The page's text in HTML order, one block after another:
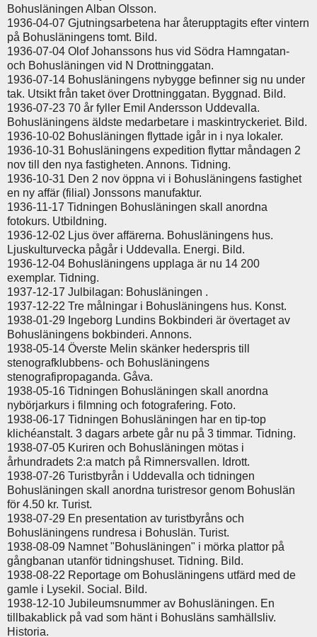
Bohusläningen Alban Olsson.
1936-04-07 Gjutningsarbetena har återupptagits efter vintern
på Bohusläningens tomt. Bild.
1936-07-04 Olof Johanssons hus vid Södra Hamngatan-
och Bohusläningen vid N Drottninggatan.
1936-07-14 Bohusläningens nybygge befinner sig nu under
tak. Utsikt från taket över Drottninggatan. Byggnad. Bild.
1936-07-23 70 år fyller Emil Andersson Uddevalla.
Bohusläningens äldste medarbetare i maskintryckeriet. Bild.
1936-10-02 Bohusläningen flyttade igår in i nya lokaler.
1936-10-31 Bohusläningens expedition flyttar måndagen 2
nov till den nya fastigheten. Annons. Tidning.
1936-10-31 Den 2 nov öppna vi i Bohusläningens fastighet
en ny affär (filial) Jonssons manufaktur.
1936-11-17 Tidningen Bohusläningen skall anordna
fotokurs. Utbildning.
1936-12-02 Ljus över affärerna. Bohusläningens hus.
Ljuskulturvecka pågår i Uddevalla. Energi. Bild.
1936-12-04 Bohusläningens upplaga är nu 14 200
exemplar. Tidning.
1937-12-17 Julbilagan: Bohusläningen .
1937-12-22 Tre målningar i Bohusläningens hus. Konst.
1938-01-29 Ingeborg Lundins Bokbinderi är övertaget av
Bohusläningens bokbinderi. Annons.
1938-05-14 Överste Melin skänker hederspris till
stenografklubbens- och Bohusläningens
stenografipropaganda. Gåva.
1938-05-16 Tidningen Bohusläningen skall anordna
nybörjarkurs i filmning och fotografering. Foto.
1938-06-17 Tidningen Bohusläningen har en tip-top
klichéanstalt. 3 dagars arbete går nu på 3 timmar. Tidning.
1938-07-05 Kuriren och Bohusläningen mötas i
århundradets 2:a match på Rimnersvallen. Idrott.
1938-07-26 Turistbyrån i Uddevalla och tidningen
Bohusläningen skall anordna turistresor genom Bohuslän
för 4.50 kr. Turist.
1938-07-29 En presentation av turistbyråns och
Bohusläningens rundresa i Bohuslän. Turist.
1938-08-09 Namnet "Bohusläningen" i mörka plattor på
gångbanan utanför tidningshuset. Tidning. Bild.
1938-08-22 Reportage om Bohusläningens utfärd med de
gamle i Lysekil. Social. Bild.
1938-12-10 Jubileumsnummer av Bohusläningen. En
tillbakablick på vad som hänt i Bohusläns samhällsliv.
Historia.